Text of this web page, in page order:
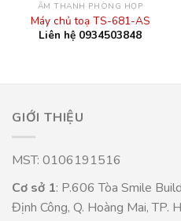
ÂM THANH PHÒNG HỌP
Máy chủ toạ TS-681-AS
Liên hệ 0934503848
GIỚI THIỆU
MST: 0106191516
Cơ sở 1: P.606 Tòa Smile
Định Công, Q. Hoàng Mai, TP.